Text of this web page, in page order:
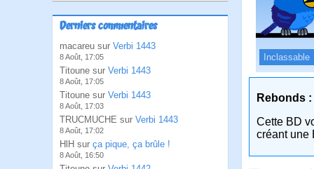
Derniers commentaires
macareu sur Verbi 1443
8 Août, 17:05
Titoune sur Verbi 1443
8 Août, 17:05
Titoune sur Verbi 1443
8 Août, 17:03
TRUCMUCHE sur Verbi 1443
8 Août, 17:02
HlH sur ça pique, ça brûle !
8 Août, 16:50
Inclassable
Rebonds :
Cette BD
créant une